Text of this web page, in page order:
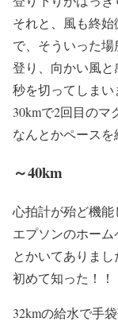
それと、風も終
で、そういった場
登り、向かい風
秒を切ってしまい
30kmで2回目のマ
なんとかペースを
～40km
心拍計が殆ど機能
エプソンのホー
とかいてありまし
初めて知った！！
32kmの給水で手